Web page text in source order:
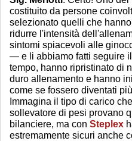
costituito da persone
selezionato quelli che
ridurre l'intensità
sintomi spiacevoli alle
— e li abbiamo fatti seguire
tempo, hanno ripristinato di
duro allenamento e hanno
come se fossero diventati
Immagina il tipo di carico
sollevatore di pesi provano
bilanciere, ma con Steplex
estremamente sicuri anche